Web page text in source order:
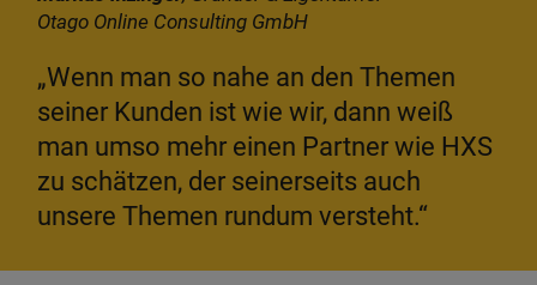
Otago Online Consulting GmbH
„Wenn man so nahe an den Themen
seiner Kunden ist wie wir, dann weiß
man umso mehr einen Partner wie HXS
zu schätzen, der seinerseits auch
unsere Themen rundum versteht.“